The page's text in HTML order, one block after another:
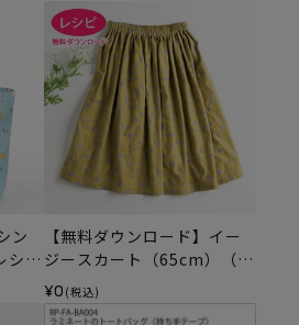
ン
シ
【無料ダウンロード】イー
ジースカート（65cm）（レ
シピ）
¥0 (税込)